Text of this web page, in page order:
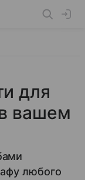
для
вашем
любого